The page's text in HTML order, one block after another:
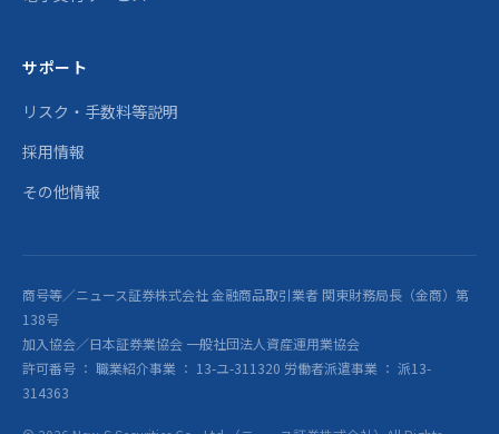
サポート
リスク・手数料等説明
採用情報
その他情報
商号等／ニュース証券株式会社 金融商品取引業者 関東財務局長（金商）第
138号
加入協会／日本証券業協会 一般社団法人資産運用業協会
許可番号 ： 職業紹介事業 ： 13-ユ-311320 労働者派遣事業 ： 派13-
314363